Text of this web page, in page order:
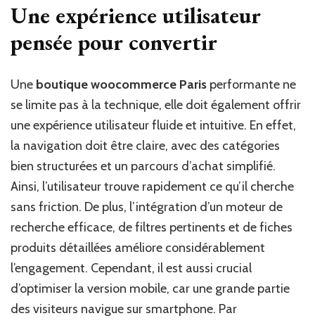
Une expérience utilisateur
pensée pour convertir
Une boutique woocommerce Paris performante ne
se limite pas à la technique, elle doit également offrir
une expérience utilisateur fluide et intuitive. En effet,
la navigation doit être claire, avec des catégories
bien structurées et un parcours d’achat simplifié.
Ainsi, l’utilisateur trouve rapidement ce qu’il cherche
sans friction. De plus, l’intégration d’un moteur de
recherche efficace, de filtres pertinents et de fiches
produits détaillées améliore considérablement
l’engagement. Cependant, il est aussi crucial
d’optimiser la version mobile, car une grande partie
des visiteurs navigue sur smartphone. Par